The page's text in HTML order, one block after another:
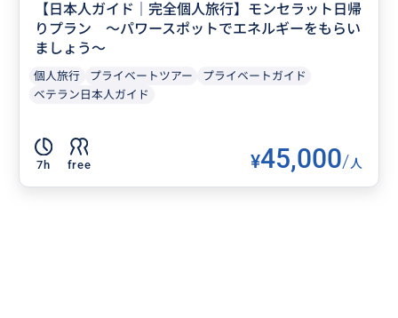
【日本人ガイド｜完全個人旅行】モンセラット日帰
りプラン ～パワースポットでエネルギーをもらい
ましょう～
個人旅行 プライベートツアー
プライベートガイド
ベテラン日本人ガイド
7h free ¥45,000/人